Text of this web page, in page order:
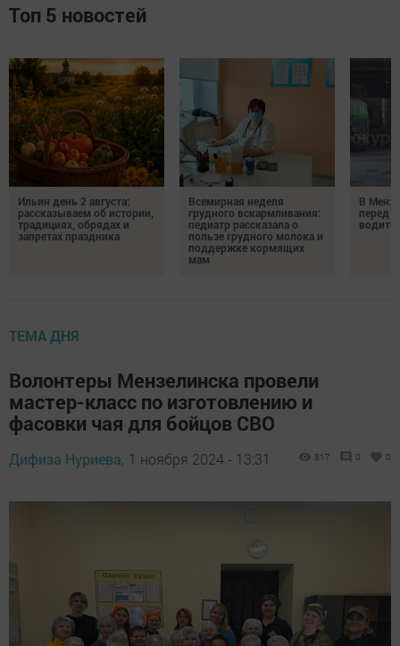
Топ 5 новостей
Ильин день 2 августа:
рассказываем об истории,
традициях, обрядах и
запретах праздника
Всемирная неделя
грудного вскармливания:
педиатр рассказала о
пользе грудного молока и
поддержке кормящих
мам
В
перед
ТЕМА ДНЯ
Волонтеры Мензелинска провели
мастер-класс по изготовлению и
фасовки чая для бойцов СВО
Дифиза Нуриева, 1 ноября 2024 - 13:31 817 0 0